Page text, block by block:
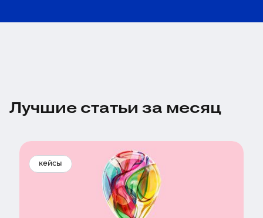
Лучшие статьи за месяц
кейсы